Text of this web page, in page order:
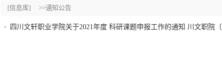
[信息库] >>通知公告
四川文轩职业学院关于2021年度 科研课题申报工作的通知 川文职院